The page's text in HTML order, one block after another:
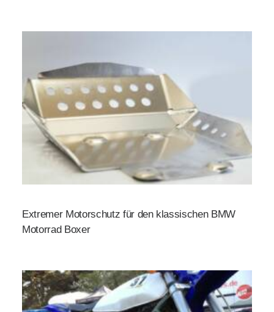
Extremer Motorschutz für den klassischen BMW
Motorrad Boxer